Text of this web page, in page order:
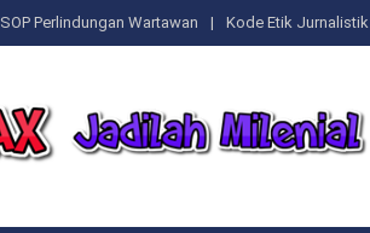
SOP Perlindungan Wartawan Kode Etik Jurnalistik